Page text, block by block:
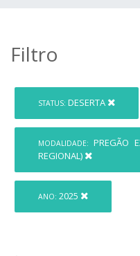
Filtro
STATUS: DESERTA
MODALIDADE: PREGÃO
REGIONAL)
ANO: 2025